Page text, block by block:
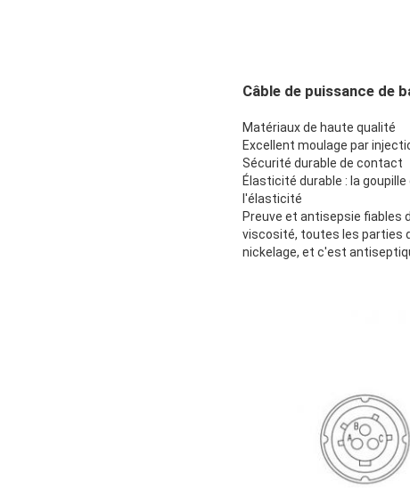
Câble de puissance de
Matériaux de haute qualité
Excellent moulage par
Sécurité durable de contact
Élasticité durable : la
l'élasticité
Preuve et antisepsie fiables
viscosité, toutes les parties
nickelage, et c'est